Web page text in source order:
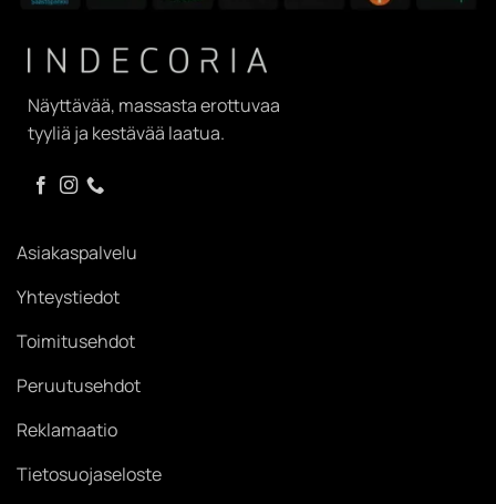
Näyttävää, massasta erottuvaa
tyyliä ja kestävää laatua.
Asiakaspalvelu
Yhteystiedot
Toimitusehdot
Peruutusehdot
Reklamaatio
Tietosuojaseloste